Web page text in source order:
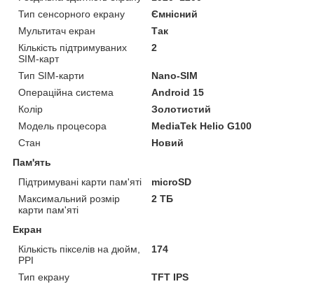
Тип сенсорного екрану
Ємнісний
Мультитач екран
Так
Кількість підтримуваних
SIM-карт
2
Тип SIM-карти
Nano-SIM
Операційна система
Android 15
Колір
Золотистий
Модель процесора
MediaTek Helio G100
Стан
Новий
Пам'ять
Підтримувані карти пам'яті
microSD
Максимальний розмір
карти пам'яті
2 ТБ
Екран
Кількість пікселів на дюйм,
PPI
174
Тип екрану
TFT IPS